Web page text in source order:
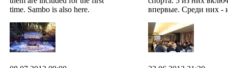
time. Sambo is also here.
впервые. Среди них -